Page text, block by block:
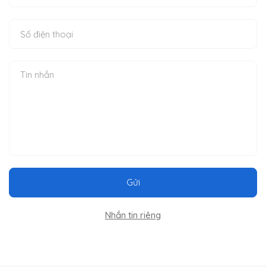
Gửi
Nhắn tin riêng